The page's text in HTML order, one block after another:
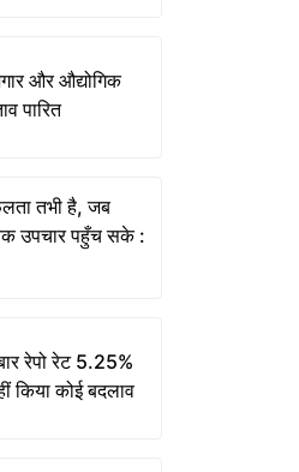
और औद्योगिक
पारित
तभी है, जब
उपचार पहुँच सके :
रेपो रेट 5.25%
किया कोई बदलाव